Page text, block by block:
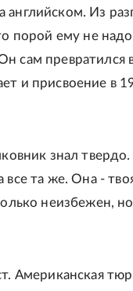
Из
порой ему не
сам превратился
и присвоение в
знал
та же. Она -
неизбежен,
Американская